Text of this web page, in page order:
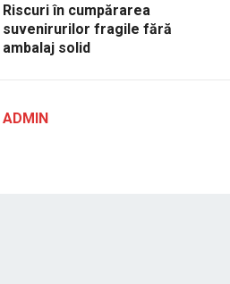
Riscuri în cumpărarea
suvenirurilor fragile fără
ambalaj solid
ADMIN